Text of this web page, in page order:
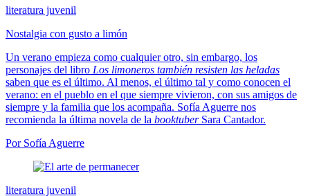
literatura juvenil
Nostalgia con gusto a limón
Un verano empieza como cualquier otro, sin embargo, los
personajes del libro Los limoneros también resisten las heladas
saben que es el último. Al menos, el último tal y como conocen el
verano: en el pueblo en el que siempre vivieron, con sus amigos de
siempre y la familia que los acompaña. Sofía Aguerre nos
recomienda la última novela de la booktuberSara Cantador.
Por Sofía Aguerre
literatura juvenil